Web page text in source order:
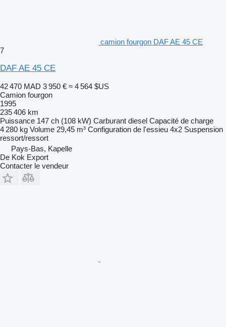
camion fourgon DAF AE 45 CE
7
DAF AE 45 CE
42 470 MAD 3 950 € ≈ 4 564 $US
Camion fourgon
1995
235 406 km
Puissance 147 ch (108 kW) Carburant diesel Capacité de charge
4 280 kg Volume 29,45 m³ Configuration de l'essieu 4x2 Suspension
ressort/ressort
Pays-Bas, Kapelle
De Kok Export
Contacter le vendeur